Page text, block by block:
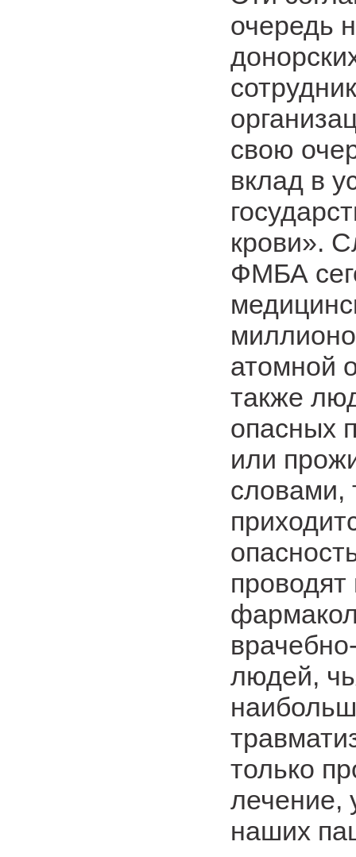
очередь
свою
вклад в
крови».
ФМБА
атомной
также
опасных
или
словами,
людей,
только
лечение,
наших